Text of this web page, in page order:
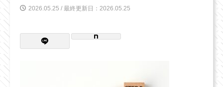
2026.05.25 / 最終更新日：2026.05.25